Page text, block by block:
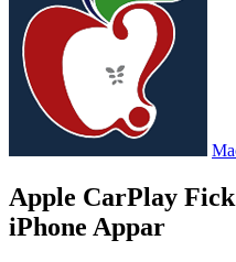
Apple CarPlay
iPhone Appar